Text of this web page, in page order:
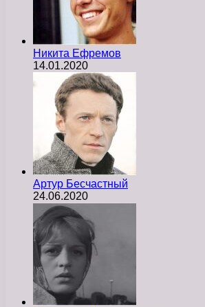
Никита Ефремов
14.01.2020
Артур Бесчастный
24.06.2020